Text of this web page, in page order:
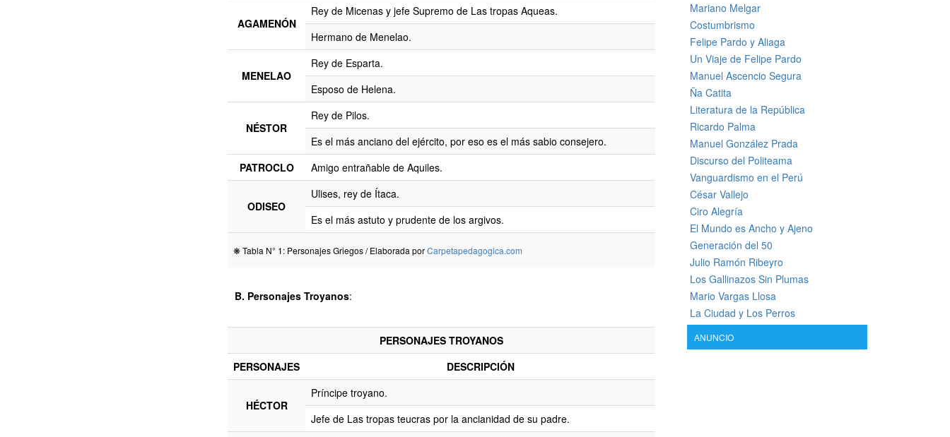
AGAMENÓN
Rey de Micenas y jefe Supremo de Las tropas Aqueas.
Hermano de Menelao.
MENELAO
Rey de Esparta.
Esposo de Helena.
NÉSTOR
Rey de Pilos.
Es el más anciano del ejército, por eso es el más sabio consejero.
PATROCLO
Amigo entrañable de Aquiles.
ODISEO
Ulises, rey de Ítaca.
Es el más astuto y prudente de los argivos.
❋ Tabla N° 1: Personajes Griegos / Elaborada porCarpetapedagogica.com
B. Personajes Troyanos:
PERSONAJES TROYANOS
PERSONAJES
DESCRIPCIÓN
HÉCTOR
Príncipe troyano.
Jefe de Las tropas teucras por la ancianidad de su padre.
Mariano Melgar
Costumbrismo
Felipe Pardo y Aliaga
Un Viaje de Felipe Pardo
Manuel Ascencio Segura
Ña Catita
Literatura de la República
Ricardo Palma
Manuel González Prada
Discurso del Politeama
Vanguardismo en el Perú
César Vallejo
Ciro Alegría
El Mundo es Ancho y Ajeno
Generación del 50
Julio Ramón Ribeyro
Los Gallinazos Sin Plumas
Mario Vargas Llosa
La Ciudad y Los Perros
ANUNCIO